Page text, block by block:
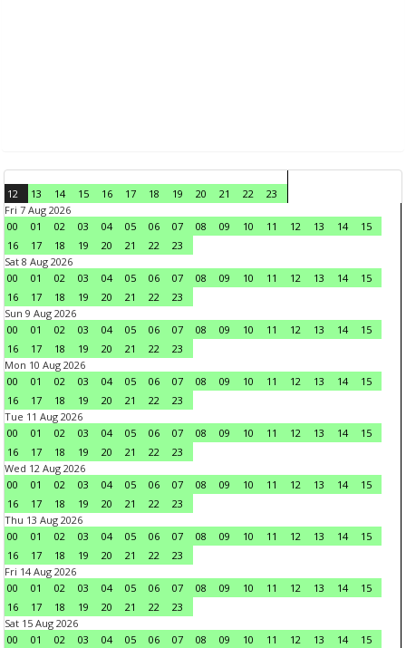
12 13 14 15 16 17 18 19 20 21 22
23
Fri 7 Aug 2026
00
01 02 03 04 05 06 07 08 09 10 11 12 13 14
15
16
17 18 19 20 21 22
23
Sat 8 Aug 2026
00
01 02 03 04 05 06 07 08 09 10 11 12 13 14
15
16
17 18 19 20 21 22
23
Sun 9 Aug 2026
00
01 02 03 04 05 06 07 08 09 10 11 12 13 14
15
16
17 18 19 20 21 22
23
Mon 10 Aug 2026
00
01 02 03 04 05 06 07 08 09 10 11 12 13 14
15
16
17 18 19 20 21 22
23
Tue 11 Aug 2026
00
01 02 03 04 05 06 07 08 09 10 11 12 13 14
15
16
17 18 19 20 21 22
23
Wed 12 Aug 2026
00
01 02 03 04 05 06 07 08 09 10 11 12 13 14
15
16
17 18 19 20 21 22
23
Thu 13 Aug 2026
00
01 02 03 04 05 06 07 08 09 10 11 12 13 14
15
16
17 18 19 20 21 22
23
Fri 14 Aug 2026
00
01 02 03 04 05 06 07 08 09 10 11 12 13 14
15
16
17 18 19 20 21 22
23
Sat 15 Aug 2026
00
01 02 03 04 05 06 07 08 09 10 11 12 13 14 15